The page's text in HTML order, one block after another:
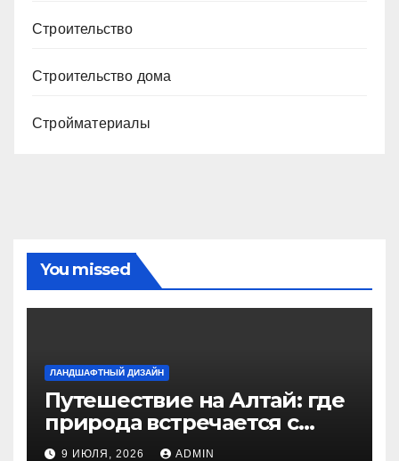
Строительство
Строительство дома
Стройматериалы
You missed
ЛАНДШАФТНЫЙ ДИЗАЙН
Путешествие на Алтай: где
природа встречается с
духом приключений
9 ИЮЛЯ, 2026 ADMIN